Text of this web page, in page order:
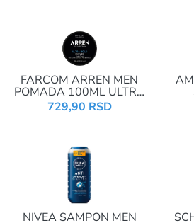
FARCOM ARREN MEN
POMADA 100ML ULTRA
HOLD
729,90 RSD
NIVEA ŠAMPON MEN